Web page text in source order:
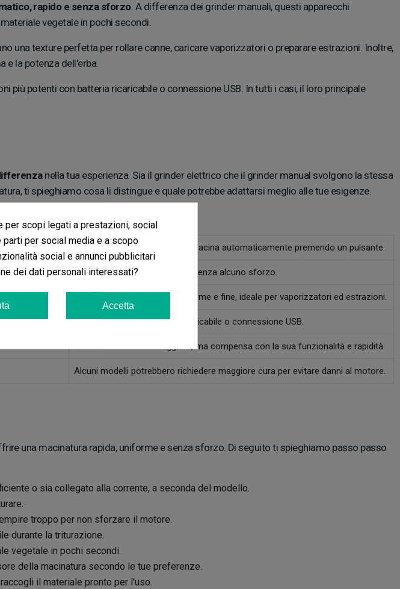
rapido e senza sforzo. A differenza dei grinder manuali, questi apparecchi
vegetale in pochi secondi.
una texture perfetta per rollare canne, caricare vaporizzatori o preparare estrazioni. Inoltre,
e la potenza dell'erba.
più potenti con batteria ricaricabile o connessione USB. In tutti i casi, il loro principale
nella tua esperienza. Sia il grinder elettrico che il grinder manual svolgono la stessa
ti spieghiamo cosa li distingue e quale potrebbe adattarsi meglio alle tue esigenze.
la cima. Funziona con un motore che macina automaticamente premendo un pulsante.
Trita le cime in pochi secondi, senza alcuno sforzo.
Offre una macinatura più uniforme e fine, ideale per vaporizzatori ed estrazioni.
Funziona con pile, batteria ricaricabile o connessione USB.
Può avere un costo maggiore, ma compensa con la sua funzionalità e rapidità.
Alcuni modelli potrebbero richiedere maggiore cura per evitare danni al motore.
una macinatura rapida, uniforme e senza sforzo. Di seguito ti spieghiamo passo passo
o sia collegato alla corrente, a seconda del modello.
troppo per non sforzare il motore.
durante la triturazione.
vegetale in pochi secondi.
della macinatura secondo le tue preferenze.
il materiale pronto per l'uso.
per scopi legati a prestazioni, social
per social media e a scopo
social e annunci pubblicitari
dei dati personali interessati?
Accetta